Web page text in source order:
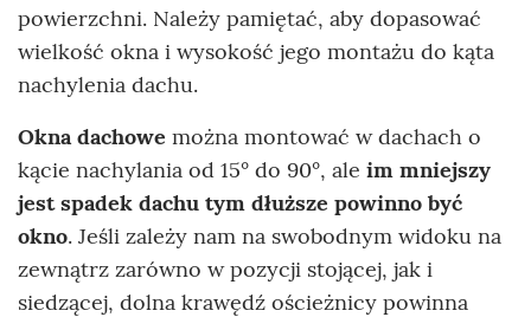
powierzchni. Należy pamiętać, aby dopasować
wielkość okna i wysokość jego montażu do kąta
nachylenia dachu.
Okna dachowe można montować w dachach o
kącie nachylania od 15° do 90°, ale im mniejszy
jest spadek dachu tym dłuższe powinno być
okno. Jeśli zależy nam na swobodnym widoku na
zewnątrz zarówno w pozycji stojącej, jak i
siedzącej, dolna krawędź ościeżnicy powinna